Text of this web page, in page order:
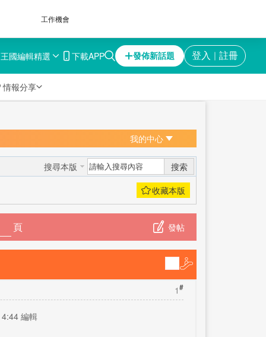
工作機會
國編輯精選 下載APP 發佈新話題 登入 ｜ 註冊
情報分享
我的中心
搜尋本版 搜索
發帖
頁
1#
編輯